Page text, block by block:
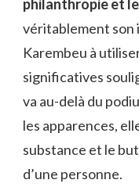
philanthropie et
véritablement son
Karembeu à
significatives
va au-delà du
les apparences,
substance et le
d’une personne.